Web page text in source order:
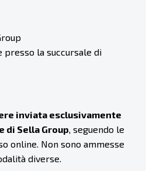
la succursale di
inviata esclusivamente
Sella Group, seguendo le
online. Non sono ammesse
diverse.